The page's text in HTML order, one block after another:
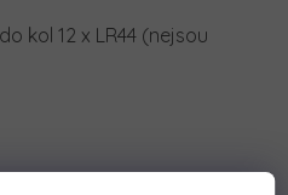
kol 12 x LR44 (nejsou